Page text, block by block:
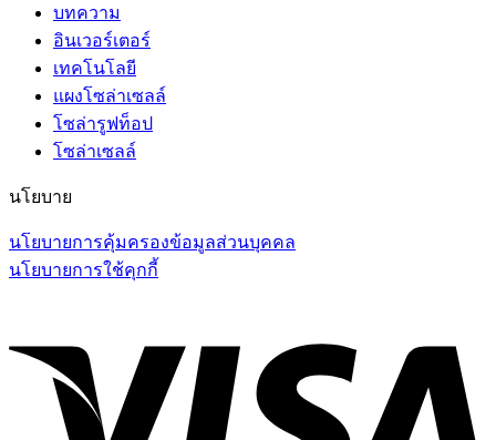
บทความ
อินเวอร์เตอร์
เทคโนโลยี
แผงโซล่าเซลล์
โซล่ารูฟท็อป
โซล่าเซลล์
นโยบาย
นโยบายการคุ้มครองข้อมูลส่วนบุคคล
นโยบายการใช้คุกกี้